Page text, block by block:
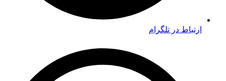
ارتباط در تلگرام